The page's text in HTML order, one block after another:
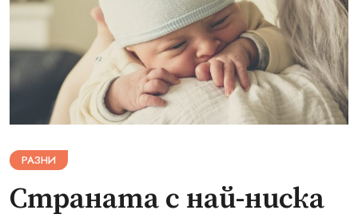
РАЗНИ
Страната с най-ниска